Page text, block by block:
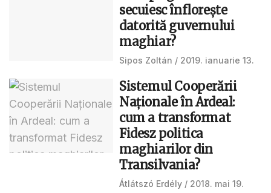
secuiesc înflorește
datorită guvernului
maghiar?
Sipos Zoltán 2019. ianuarie 13.
Sistemul Cooperării
Naţionale în Ardeal:
cum a transformat
Fidesz politica
maghiarilor din
Transilvania?
Átlátszó Erdély 2018. mai 19.